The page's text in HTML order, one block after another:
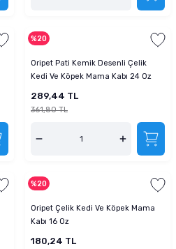
%20
Oripet Pati Kemik Desenli Çelik
Kedi Ve Köpek Mama Kabı 24 Oz
289,44 TL
361,80 TL
%20
Oripet Çelik Kedi Ve Köpek Mama
Kabı 16 Oz
180,24 TL